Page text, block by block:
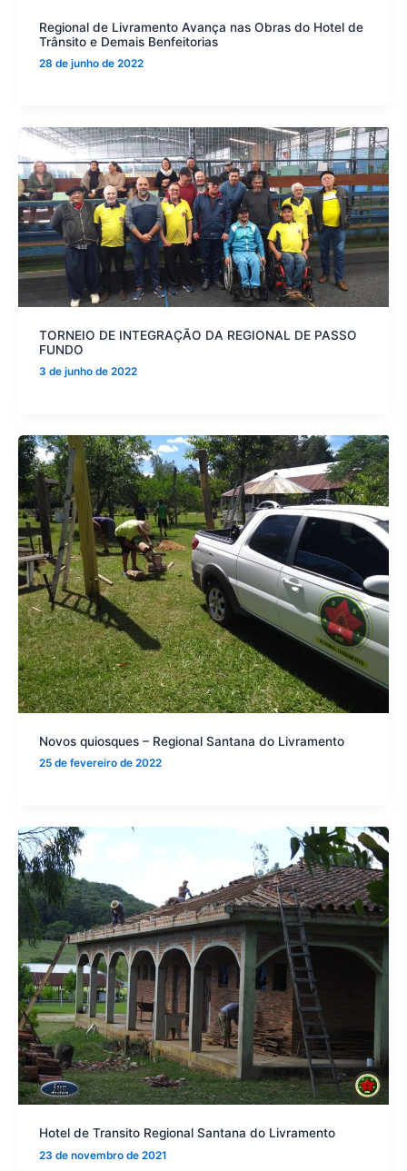
Regional de Livramento Avança nas Obras do Hotel de
Trânsito e Demais Benfeitorias
28 de junho de 2022
TORNEIO DE INTEGRAÇÃO DA REGIONAL DE PASSO
FUNDO
3 de junho de 2022
Novos quiosques – Regional Santana do Livramento
25 de fevereiro de 2022
Hotel de Transito Regional Santana do Livramento
23 de novembro de 2021